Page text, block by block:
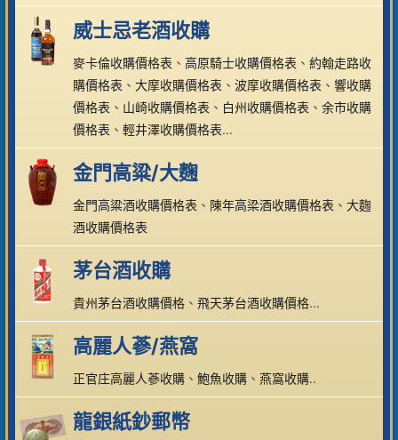
威士忌老酒收購
麥卡倫收購價格表 、 高原騎士收購價格表 、 約翰走路收
購價格表 、 大摩收購價格表 、 波摩收購價格表 、 響收購
價格表 、 山崎收購價格表 、 白州收購價格表 、 余市收購
價格表 、 輕井澤收購價格表...
金門高粱/大麴
金門高粱酒收購價格表 、 陳年高梁酒收購價格表 、 大麴
酒收購價格表
茅台酒收購
貴州茅台酒收購價格 、 飛天茅台酒收購價格...
高麗人蔘/燕窩
正官庄高麗人蔘收購 、 鮑魚收購 、 燕窩收購..
龍銀紙鈔郵幣